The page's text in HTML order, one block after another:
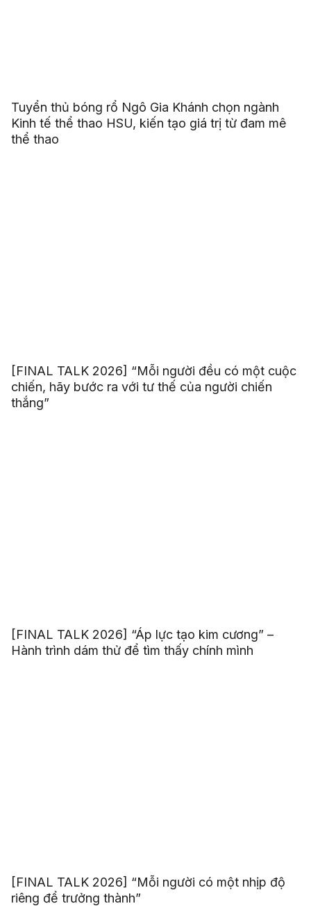
Tuyển thủ bóng rổ Ngô Gia Khánh chọn ngành
Kinh tế thể thao HSU, kiến tạo giá trị từ đam mê
thể thao
[FINAL TALK 2026] “Mỗi người đều có một cuộc
chiến, hãy bước ra với tư thế của người chiến
thắng”
[FINAL TALK 2026] “Áp lực tạo kim cương” –
Hành trình dám thử để tìm thấy chính mình
[FINAL TALK 2026] “Mỗi người có một nhịp độ
riêng để trưởng thành”